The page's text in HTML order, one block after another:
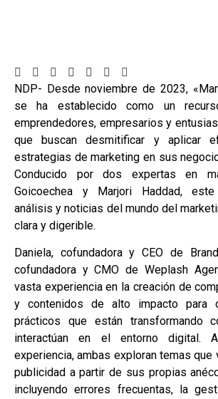
NDP- Desde noviembre de 2023,
se ha establecido como un
emprendedores, empresarios y
que buscan desmitificar y aplicar
estrategias de marketing en sus
Conducido por dos expertas en
Goicoechea y Marjori Haddad,
análisis y noticias del mundo del
clara y digerible.
Daniela, cofundadora y CEO de
cofundadora y CMO de Weplash
vasta experiencia en la creación de
y contenidos de alto impacto para
prácticos que están transformando
interactúan en el entorno digital.
experiencia, ambas exploran temas que
publicidad a partir de sus propias
incluyendo errores frecuentas, la